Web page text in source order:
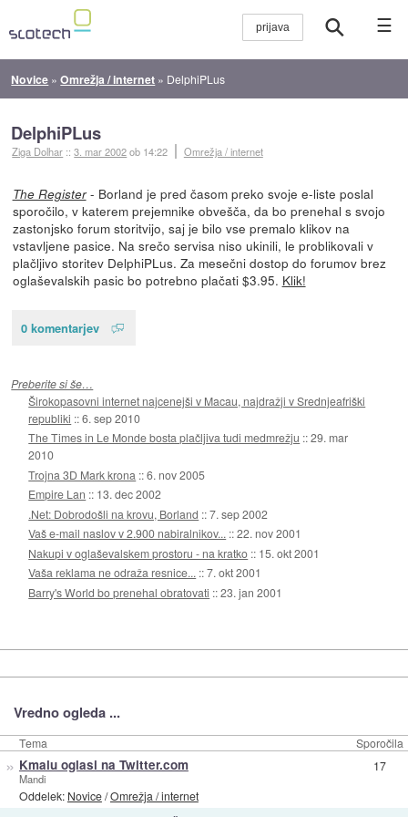
☰
Novice »Omrežja / internet » DelphiPLus
DelphiPLus
Ziga Dolhar ::3. mar 2002ob 14:22 Omrežja / internet
The Register- Borland je pred časom preko svoje e-liste poslal
sporočilo, v katerem prejemnike obvešča, da bo prenehal s svojo
zastonjsko forum storitvijo, saj je bilo vse premalo klikov na
vstavljene pasice. Na srečo servisa niso ukinili, le problikovali v
plačljivo storitev DelphiPLus. Za mesečni dostop do forumov brez
oglaševalskih pasic bo potrebno plačati $3.95. Klik!
0 komentarjev
Preberite si še…
Širokopasovni internet najcenejši v Macau, najdražji v Srednjeafriški
republiki ::6. sep 2010
The Times in Le Monde bosta plačljiva tudi medmrežju ::29. mar
2010
Trojna 3D Mark krona ::6. nov 2005
Empire Lan :: 13. dec 2002
.Net: Dobrodošli na krovu, Borland ::7. sep 2002
Vaš e-mail naslov v 2.900 nabiralnikov... ::22. nov 2001
Nakupi v oglaševalskem prostoru - na kratko :: 15. okt 2001
Vaša reklama ne odraža resnice... ::7. okt 2001
Barry's World bo prenehal obratovati ::23. jan 2001
Vredno ogleda ...
Tema Sporočila
» Kmalu oglasi na Twitter.com
Mandi
Oddelek: Novice/Omrežja / internet
17